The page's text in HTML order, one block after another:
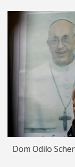
Dom Odilo